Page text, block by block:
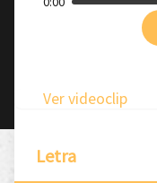
Ver videoclip
Letra